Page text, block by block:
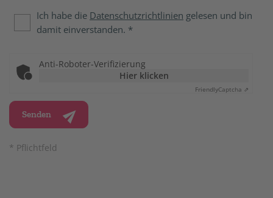
Ich habe die Datenschutzrichtlinien gelesen und bin
damit einverstanden. *
Anti-Roboter-Verifizierung
Hier klicken
FriendlyCaptcha ⇗
Senden
* Pflichtfeld